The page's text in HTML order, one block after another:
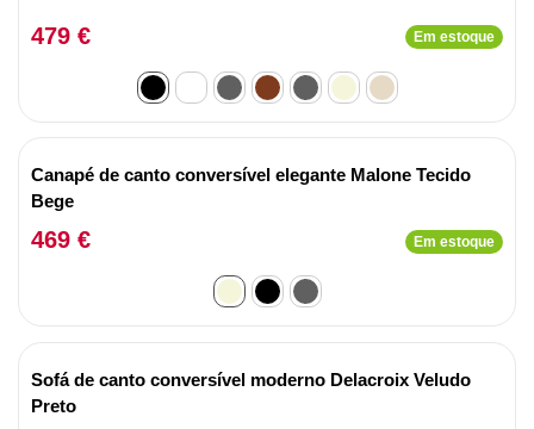
479 € Em estoque
Canapé de canto conversível elegante Malone Tecido
Bege
469 € Em estoque
Sofá de canto conversível moderno Delacroix Veludo
Preto